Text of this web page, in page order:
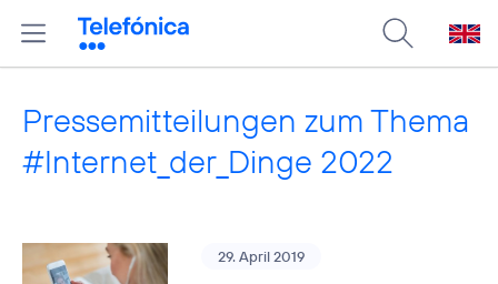
Pressemitteilungen zum Thema
#Internet_der_Dinge 2022
29. April 2019